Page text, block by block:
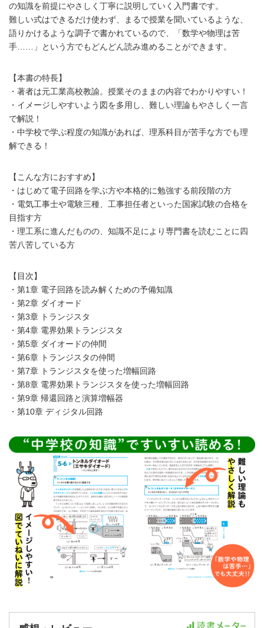
の知識を前提にやさしく丁寧に説明していく入門書です。
難しい式はできるだけ使わず、まるで授業を聞いているような、
語りかけるような調子で書かれているので、「数学や物理は苦
手……」という方でもどんどん読み進めることができます。
【本書の特長】
・著者は元工業高校教諭。授業そのままの内容でわかりやすい！
・イメージしやすいよう図を多用し、難しい理論もやさしく一言
で解説！
・中学校で学ぶ程度の知識があれば、理系科目が苦手な方でも理
解できる！
【こんな方におすすめ】
・はじめて電子回路を学ぶ方や本格的に勉強する前段階の方
・電気工事士や電験三種、工事担任者といった国家試験の合格を
目指す方
・理工系に進んだものの、知識不足により専門書を読むことに四
苦八苦している方
【目次】
・第1章 電子回路を読み解くための予備知識
・第2章 ダイオード
・第3章 トランジスタ
・第4章 電界効果トランジスタ
・第5章 ダイオードの仲間
・第6章 トランジスタの仲間
・第7章 トランジスタを使った増幅回路
・第8章 電界効果トランジスタを使った増幅回路
・第9章 帰還回路と演算増幅器
・第10章 ディジタル回路